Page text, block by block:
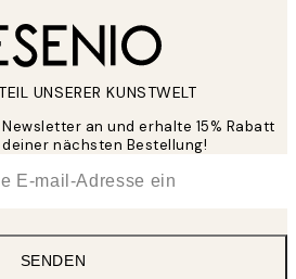
UNSERER KUNSTWELT
an und erhalte 15% Rabatt
nächsten Bestellung!
SENDEN